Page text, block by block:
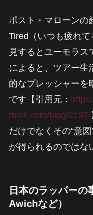
ポスト・マローンの
Tired（いつも疲れ
見するとユーモラス
によると、ツアー生
的なプレッシャーを
です【引用元：
think.com/blog/2137/
だけでなくその“意
が得られるのではな
日本のラッパー
Awichなど）